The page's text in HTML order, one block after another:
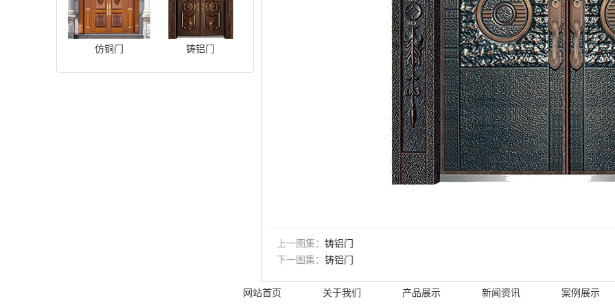
仿铜门 铸铝门
上一图集： 铸铝门
下一图集： 铸铝门
网站首页 关于我们 产品展示 新闻资讯 案例展示